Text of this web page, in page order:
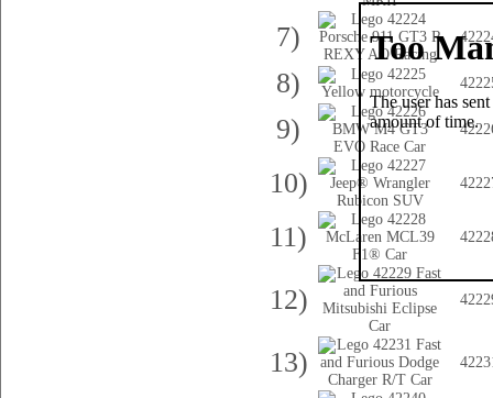
7)
8)
9)
10)
11)
12)
13)